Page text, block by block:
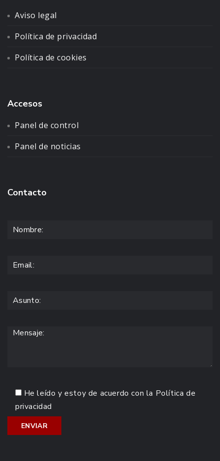
Aviso legal
Política de privacidad
Política de cookies
Accesos
Panel de control
Panel de noticias
Contacto
He leído y estoy de acuerdo con la Política de
privacidad